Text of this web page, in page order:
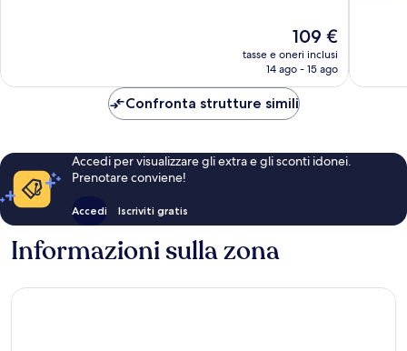
Il
prezzo
attuale
109 €
109 €
tasse e oneri inclusi
14 ago - 15 ago
Confronta strutture simili
Accedi per visualizzare gli extra e gli sconti idonei.
Prenotare conviene!
Accedi Iscriviti gratis
Informazioni sulla zona